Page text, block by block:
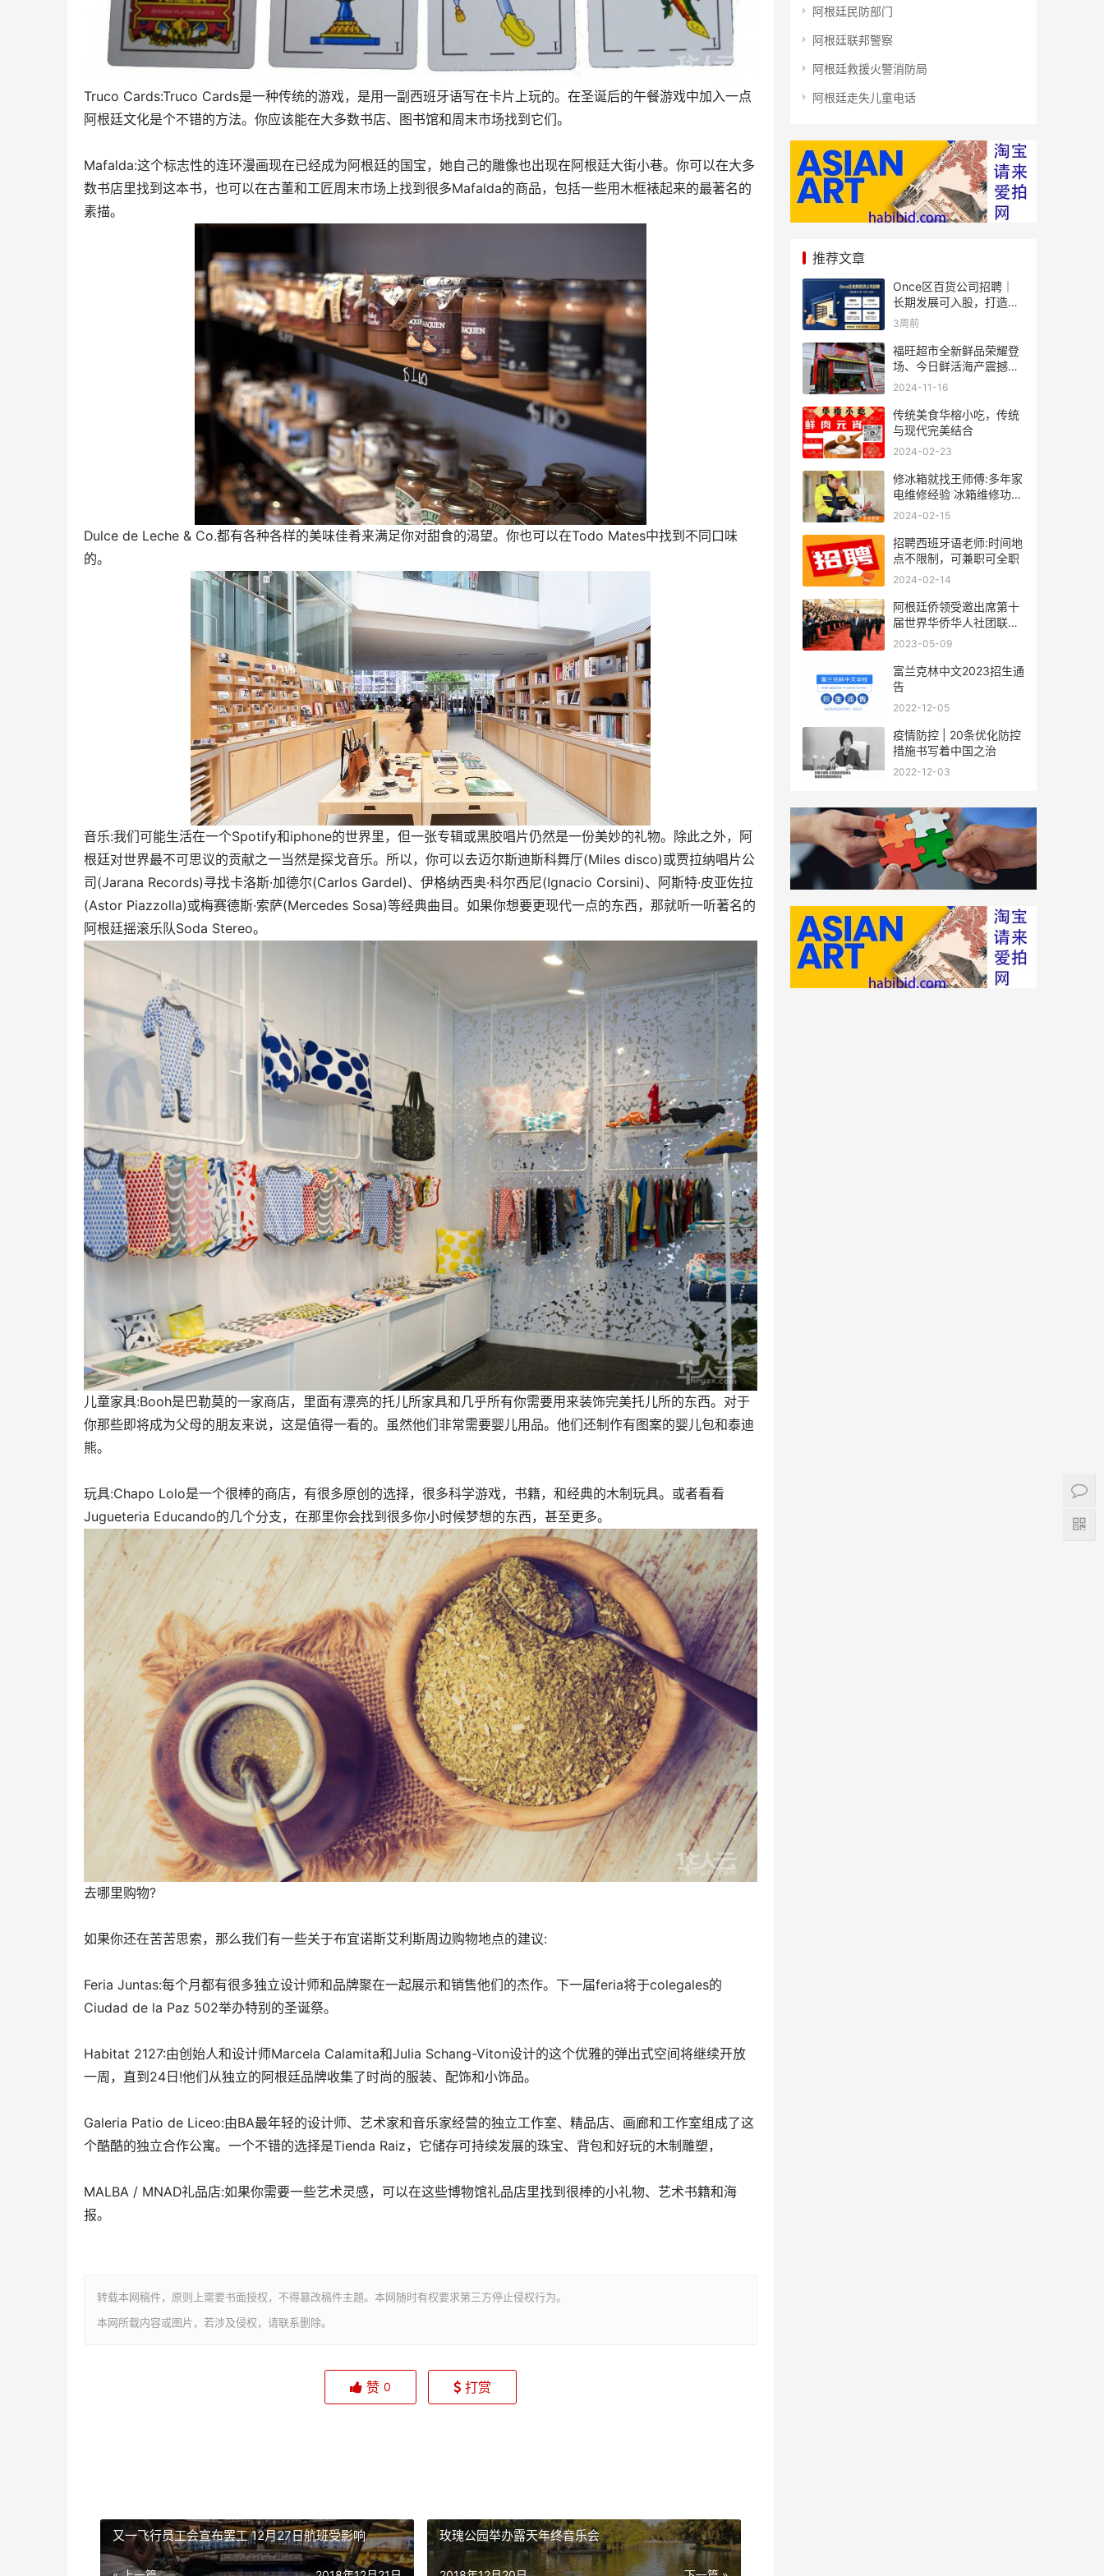
Truco Cards:Truco Cards是一种传统的游戏，是用一副西班牙语写在卡片上玩的。在圣诞后的午餐游戏中加入一点
阿根廷文化是个不错的方法。你应该能在大多数书店、图书馆和周末市场找到它们。
Mafalda:这个标志性的连环漫画现在已经成为阿根廷的国宝，她自己的雕像也出现在阿根廷大街小巷。你可以在大多
数书店里找到这本书，也可以在古董和工匠周末市场上找到很多Mafalda的商品，包括一些用木框裱起来的最著名的
素描。
Dulce de Leche & Co.都有各种各样的美味佳肴来满足你对甜食的渴望。你也可以在Todo Mates中找到不同口味
的。
音乐:我们可能生活在一个Spotify和iphone的世界里，但一张专辑或黑胶唱片仍然是一份美妙的礼物。除此之外，阿
根廷对世界最不可思议的贡献之一当然是探戈音乐。所以，你可以去迈尔斯迪斯科舞厅(Miles disco)或贾拉纳唱片公
司(Jarana Records)寻找卡洛斯·加德尔(Carlos Gardel)、伊格纳西奥·科尔西尼(Ignacio Corsini)、阿斯特·皮亚佐拉
(Astor Piazzolla)或梅赛德斯·索萨(Mercedes Sosa)等经典曲目。如果你想要更现代一点的东西，那就听一听著名的
阿根廷摇滚乐队Soda Stereo。
儿童家具:Booh是巴勒莫的一家商店，里面有漂亮的托儿所家具和几乎所有你需要用来装饰完美托儿所的东西。对于
你那些即将成为父母的朋友来说，这是值得一看的。虽然他们非常需要婴儿用品。他们还制作有图案的婴儿包和泰迪
熊。
玩具:Chapo Lolo是一个很棒的商店，有很多原创的选择，很多科学游戏，书籍，和经典的木制玩具。或者看看
Jugueteria Educando的几个分支，在那里你会找到很多你小时候梦想的东西，甚至更多。
去哪里购物?
如果你还在苦苦思索，那么我们有一些关于布宜诺斯艾利斯周边购物地点的建议:
Feria Juntas:每个月都有很多独立设计师和品牌聚在一起展示和销售他们的杰作。下一届feria将于colegales的
Ciudad de la Paz 502举办特别的圣诞祭。
Habitat 2127:由创始人和设计师Marcela Calamita和Julia Schang-Viton设计的这个优雅的弹出式空间将继续开放
一周，直到24日!他们从独立的阿根廷品牌收集了时尚的服装、配饰和小饰品。
Galeria Patio de Liceo:由BA最年轻的设计师、艺术家和音乐家经营的独立工作室、精品店、画廊和工作室组成了这
个酷酷的独立合作公寓。一个不错的选择是Tienda Raiz，它储存可持续发展的珠宝、背包和好玩的木制雕塑，
MALBA / MNAD礼品店:如果你需要一些艺术灵感，可以在这些博物馆礼品店里找到很棒的小礼物、艺术书籍和海
报。
转载本网稿件，原则上需要书面授权，不得篡改稿件主题。本网随时有权要求第三方停止侵权行为。
本网所载内容或图片，若涉及侵权，请联系删除。
赞 0 打赏
又一飞行员工会宣布罢工 12月27日航班受影响 玫瑰公园举办露天年终音乐会
阿根廷民防部门
阿根廷联邦警察
阿根廷救援火警消防局
阿根廷走失儿童电话
推荐文章
Once区百货公司招聘｜
长期发展可入股，打造个
人事业
3周前
福旺超市全新鲜品荣耀登
场、今日鲜活海产震撼来
袭！
2024-11-16
传统美食华榕小吃，传统
与现代完美结合
2024-02-23
修冰箱就找王师傅:多年家
电维修经验 冰箱维修功底
深厚
2024-02-15
招聘西班牙语老师:时间地
点不限制，可兼职可全职
2024-02-14
阿根廷侨领受邀出席第十
届世界华侨华人社团联谊
大会
2023-05-09
富兰克林中文2023招生通
告
2022-12-05
疫情防控 | 20条优化防控
措施书写着中国之治
2022-12-03